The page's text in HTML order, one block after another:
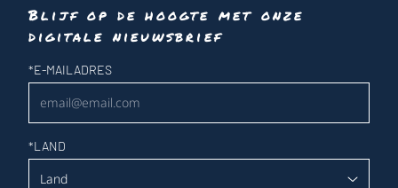
Blijf op de hoogte met onze
digitale nieuwsbrief
Nieuwsbrief
*E-MAILADRES
*LAND